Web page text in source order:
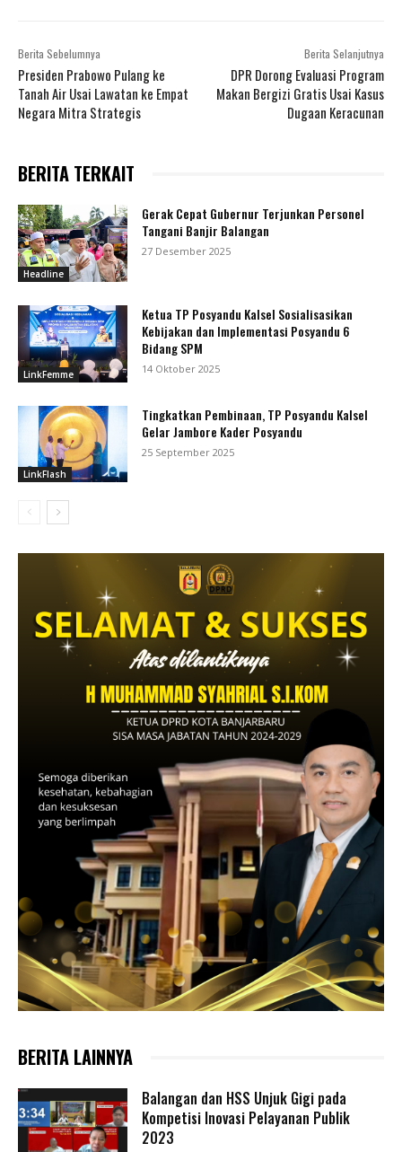
Berita Sebelumnya
Presiden Prabowo Pulang ke
Tanah Air Usai Lawatan ke Empat
Negara Mitra Strategis
Berita Selanjutnya
DPR Dorong Evaluasi Program
Makan Bergizi Gratis Usai Kasus
Dugaan Keracunan
BERITA TERKAIT
Headline
Gerak Cepat Gubernur Terjunkan Personel
Tangani Banjir Balangan
27 Desember 2025
LinkFemme
Ketua TP Posyandu Kalsel Sosialisasikan
Kebijakan dan Implementasi Posyandu 6
Bidang SPM
14 Oktober 2025
LinkFlash
Tingkatkan Pembinaan, TP Posyandu Kalsel
Gelar Jambore Kader Posyandu
25 September 2025
BERITA LAINNYA
Balangan dan HSS Unjuk Gigi pada
Kompetisi Inovasi Pelayanan Publik
2023